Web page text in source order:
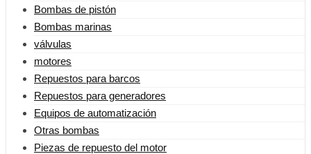
Bombas de pistón
Bombas marinas
válvulas
motores
Repuestos para barcos
Repuestos para generadores
Equipos de automatización
Otras bombas
Piezas de repuesto del motor